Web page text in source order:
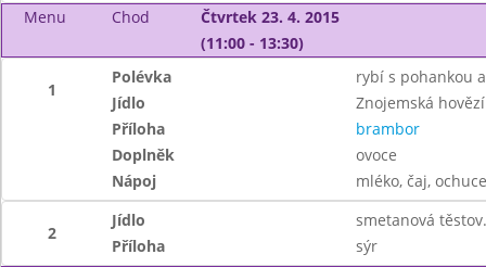
Menu Chod
Čtvrtek 23. 4. 2015
(11:00 - 13:30)
1
Polévka
rybí s pohankou
Jídlo
Znojemská
Příloha
brambor
Doplněk
ovoce
Nápoj
mléko, čaj,
2
Jídlo
smetanová
Příloha
sýr